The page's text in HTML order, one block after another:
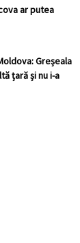
ar putea
Greșeala
țară și nu i-a